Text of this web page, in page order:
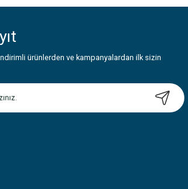
teşekkür ederiz.
bozuk veya görüntülenemiyor.
eksik bilgiler bulunuyor.
bulunuyor.
alternatifler olmalı.
ürünlerden ve kampanyalardan ilk sizin